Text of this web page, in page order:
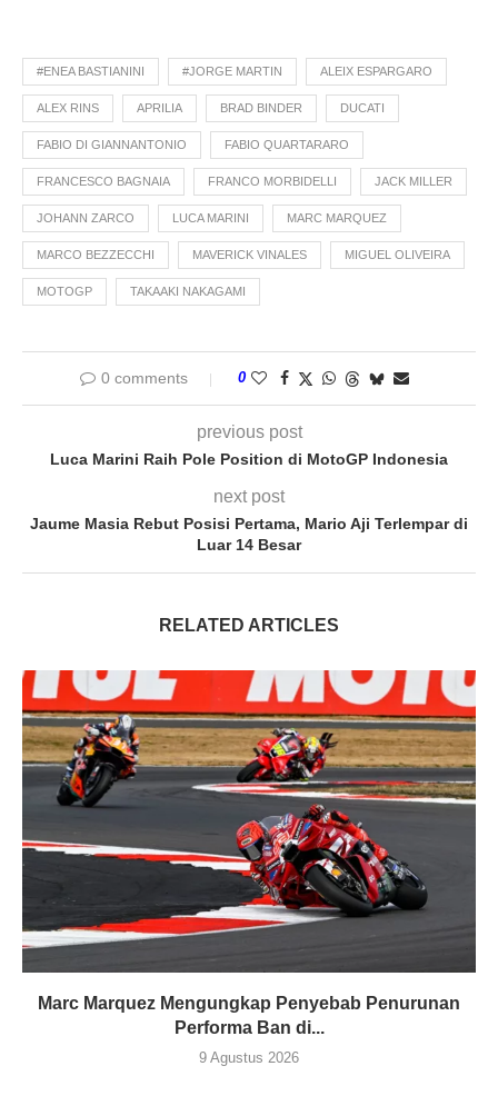
#ENEA BASTIANINI #JORGE MARTIN ALEIX ESPARGARO
ALEX RINS APRILIA BRAD BINDER DUCATI
FABIO DI GIANNANTONIO FABIO QUARTARARO
FRANCESCO BAGNAIA FRANCO MORBIDELLI JACK MILLER
JOHANN ZARCO LUCA MARINI MARC MARQUEZ
MARCO BEZZECCHI MAVERICK VINALES MIGUEL OLIVEIRA
MOTOGP TAKAAKI NAKAGAMI
0 comments 0
previous post
Luca Marini Raih Pole Position di MotoGP Indonesia
next post
Jaume Masia Rebut Posisi Pertama, Mario Aji Terlempar di
Luar 14 Besar
RELATED ARTICLES
Marc Marquez Mengungkap Penyebab Penurunan
Performa Ban di...
9 Agustus 2026